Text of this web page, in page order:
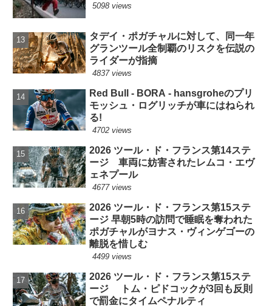
5098 views
タデイ・ポガチャルに対して、同一年
グランツール全制覇のリスクを伝説の
ライダーが指摘
4837 views
Red Bull - BORA - hansgroheのプリ
モッシュ・ログリッチが車にはねられ
る!
4702 views
2026 ツール・ド・フランス第14ステ
ージ 車両に妨害されたレムコ・エヴ
ェネプール
4677 views
2026 ツール・ド・フランス第15ステ
ージ 早朝5時の訪問で睡眠を奪われた
ポガチャルがヨナス・ヴィンゲゴーの
離脱を惜しむ
4499 views
2026 ツール・ド・フランス第15ステ
ージ トム・ピドコックが3回も反則
で罰金にタイムペナルティ